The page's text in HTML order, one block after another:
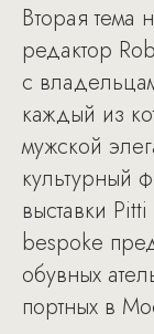
Вторая тема
редактор
с
каждый из
мужской
культурный
выставки
bespoke
обувных
портных в